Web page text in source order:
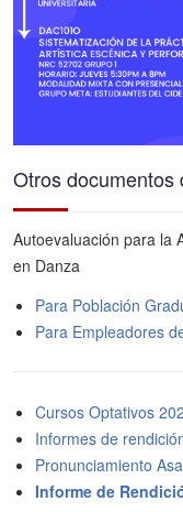
Otros documentos
Autoevaluación para la
en Danza
Para Población
Para Empleadores
Cursos Optativos
Informes de
Pronunciamiento
Informe de